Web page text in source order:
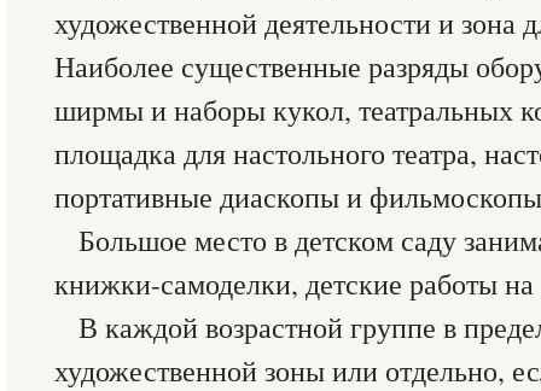
художественной деятельности и зона
Наиболее существенные разряды
ширмы и наборы кукол, театральных
площадка для настольного театра,
портативные диаскопы и
Большое место в детском саду
книжки-самоделки, детские работы
В каждой возрастной группе в
художественной зоны или отдельно,